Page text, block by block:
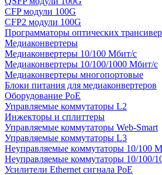
CFP модули 100G
CFP2 модули 100G
Программаторы оптических
Медиаконвертеры
Медиаконвертеры 10/100 Мбит/с
Медиаконвертеры 10/100/1000 Мбит/c
Медиаконвертеры многопортовые
Блоки питания для медиаконвертеров
Оборудование PoE
Управляемые коммутаторы L2
Инжекторы и сплиттеры
Управляемые коммутаторы Web-Smart
Управляемые коммутаторы L3
Неуправляемые коммутаторы 10/100
Неуправляемые коммутаторы 10/100/
Усилители Ethernet сигнала PoE